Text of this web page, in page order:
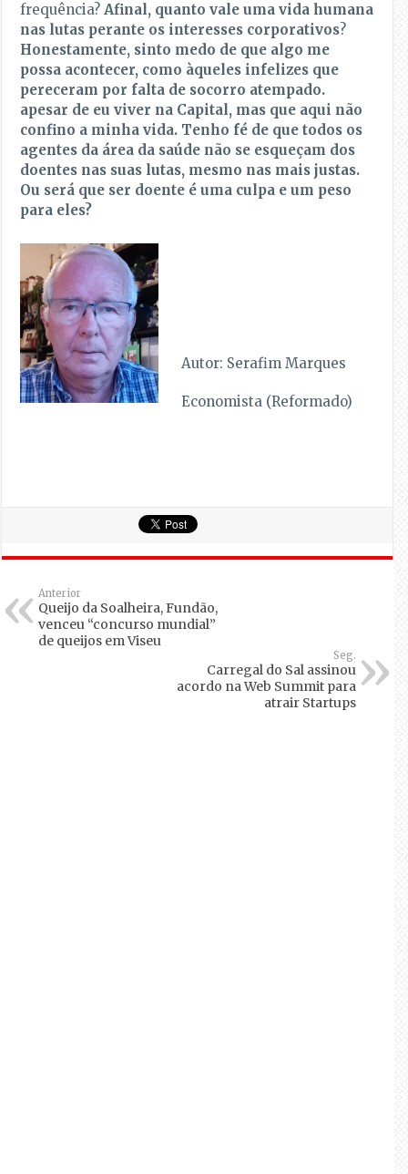
frequência?Afinal, quanto vale uma vida humana
nas lutas perante os interesses corporativos?
Honestamente, sinto medo de que algo me
possa acontecer, como àqueles infelizes que
pereceram por falta de socorro atempado.
apesar de eu viver na Capital, mas que aqui não
confino a minha vida. Tenho fé de que todos os
agentes da área da saúde não se esqueçam dos
doentes nas suas lutas, mesmo nas mais justas.
Ou será que ser doente é uma culpa e um peso
para eles?
Autor: Serafim Marques
Economista (Reformado)
Anterior
Queijo da Soalheira, Fundão,
venceu “concurso mundial”
de queijos em Viseu
Seg.
Carregal do Sal assinou
acordo na Web Summit para
atrair Startups